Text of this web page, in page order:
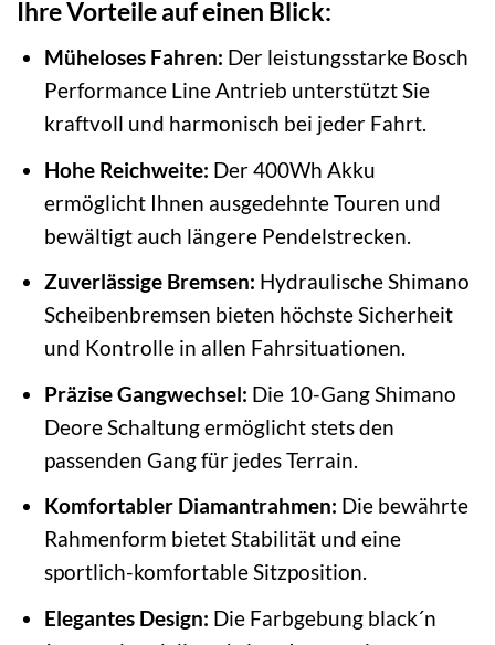
Ihre Vorteile auf einen Blick:
Müheloses Fahren: Der leistungsstarke Bosch
Performance Line Antrieb unterstützt Sie
kraftvoll und harmonisch bei jeder Fahrt.
Hohe Reichweite: Der 400Wh Akku
ermöglicht Ihnen ausgedehnte Touren und
bewältigt auch längere Pendelstrecken.
Zuverlässige Bremsen: Hydraulische Shimano
Scheibenbremsen bieten höchste Sicherheit
und Kontrolle in allen Fahrsituationen.
Präzise Gangwechsel: Die 10-Gang Shimano
Deore Schaltung ermöglicht stets den
passenden Gang für jedes Terrain.
Komfortabler Diamantrahmen: Die bewährte
Rahmenform bietet Stabilität und eine
sportlich-komfortable Sitzposition.
Elegantes Design: Die Farbgebung black´n